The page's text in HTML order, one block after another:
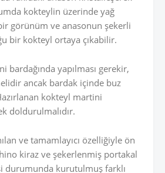
kokteylin üzerinde yağ
görünüm ve anasonun şekerli
bir kokteyl ortaya çıkabilir.
bardağında yapılması gerekir,
ancak bardak içinde buz
kokteyl martini
doldurulmalıdır.
ve tamamlayıcı özelliğiyle ön
kiraz ve şekerlenmiş portakal
durumunda kurutulmuş farklı